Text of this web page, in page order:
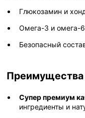
Глюкозамин и
Омега-3 и омега-
Безопасный
Преимущества
Супер премиум
ингредиенты и